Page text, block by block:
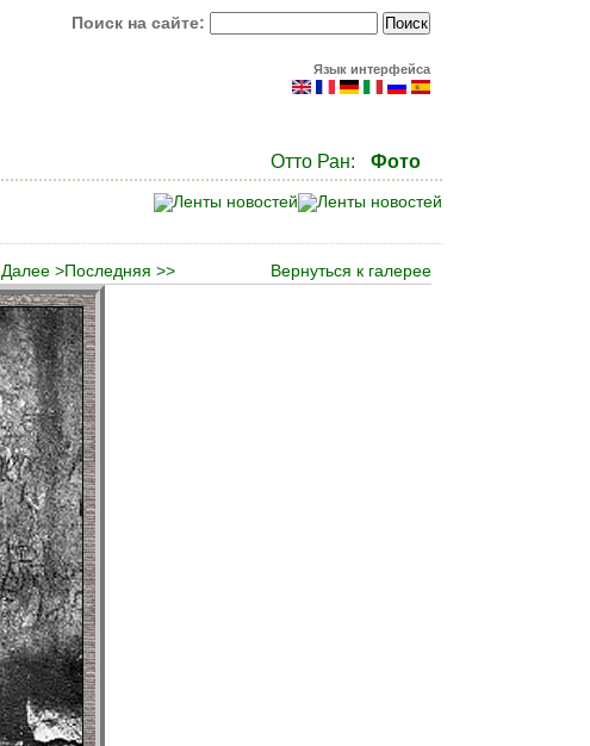
Поиск на сайте:
Язык интерфейса
Отто Ран: Фото
Далее >Последняя >> Вернуться к галерее